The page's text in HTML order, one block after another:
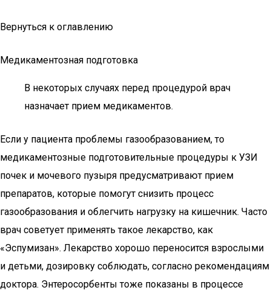
Вернуться к оглавлению
Медикаментозная подготовка
В некоторых случаях перед процедурой врач
назначает прием медикаментов.
Если у пациента проблемы газообразованием, то
медикаментозные подготовительные процедуры к УЗИ
почек и мочевого пузыря предусматривают прием
препаратов, которые помогут снизить процесс
газообразования и облегчить нагрузку на кишечник. Часто
врач советует применять такое лекарство, как
«Эспумизан». Лекарство хорошо переносится взрослыми
и детьми, дозировку соблюдать, согласно рекомендациям
доктора. Энтеросорбенты тоже показаны в процессе